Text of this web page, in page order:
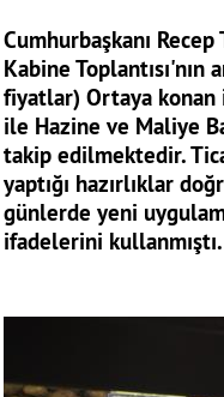
Cumhurbaşkanı
Kabine
fiyatlar) Ortaya konan
ile Hazine ve Maliye
takip edilmektedir.
yaptığı hazırlıklar
günlerde yeni
ifadelerini kullanmıştı.